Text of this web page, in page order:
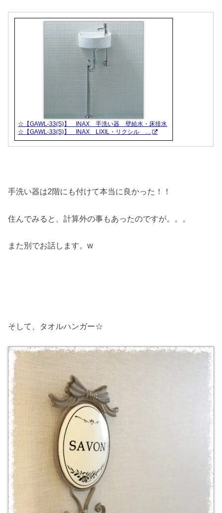
☆【GAWL-33(S)】 INAX 手洗い器 壁給水・床排水
☆【GAWL-33(S)】 INAX LIXIL・リクシル …
手洗い器は2階にも付けて本当に良かった！！
住んでみると、計算外の事もあったのですが。。。
また別でお話します。w
そして、タオルハンガー☆